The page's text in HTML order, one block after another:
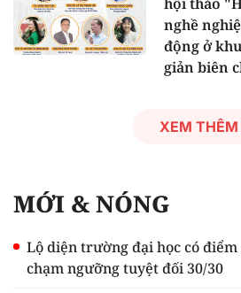
nghề
động ở
giản biên
XEM THÊM
MỚI & NÓNG
Lộ diện trường đại học có điểm
chạm ngưỡng tuyệt đối 30/30